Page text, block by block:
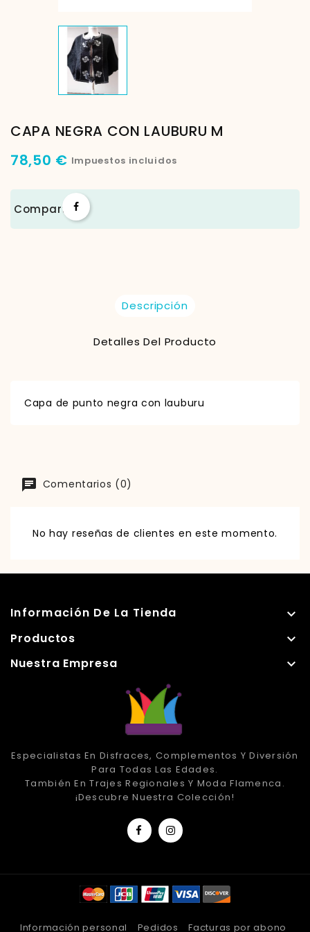
CAPA NEGRA CON LAUBURU M
78,50 € Impuestos incluidos
Compartir
Descripción
Detalles Del Producto
Capa de punto negra con lauburu
Comentarios (0)
No hay reseñas de clientes en este momento.
Información De La Tienda 
Productos 
Nuestra Empresa 
Especialistas En Disfraces, Complementos Y Diversión
Para Todas Las Edades.
También En Trajes Regionales Y Moda Flamenca.
¡Descubre Nuestra Colección!
Información personal Pedidos Facturas por abono